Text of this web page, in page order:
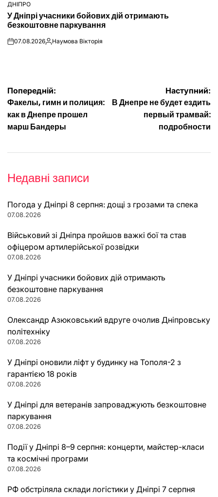
ОПУБЛІКУВАТИ
У
ДНІПРО
У Дніпрі учасники бойових дій отримають
безкоштовне паркування
on07.08.2026Опубліковано
Наумова Вікторія
Навігація
записів
Попередній:
Факелы, гимн и полиция:
как в Днепре прошел
марш Бандеры
Наступний:
В Днепре не будет ездить
первый трамвай:
подробности
Недавні записи
Погода у Дніпрі 8 серпня: дощі з грозами та спека
07.08.2026
Військовий зі Дніпра пройшов важкі бої та став
офіцером артилерійської розвідки
07.08.2026
У Дніпрі учасники бойових дій отримають
безкоштовне паркування
07.08.2026
Олександр Азюковський вдруге очолив Дніпровську
політехніку
07.08.2026
У Дніпрі оновили ліфт у будинку на Тополя-2 з
гарантією 18 років
07.08.2026
У Дніпрі для ветеранів запроваджують безкоштовне
паркування
07.08.2026
Події у Дніпрі 8–9 серпня: концерти, майстер-класи
та космічні програми
07.08.2026
РФ обстріляла склади логістики у Дніпрі 7 серпня